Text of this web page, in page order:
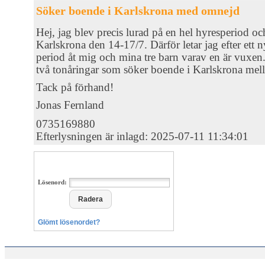
Söker boende i Karlskrona med omnejd
Hej, jag blev precis lurad på en hel hyresperiod
Karlskrona den 14-17/7. Därför letar jag efter ett
period åt mig och mina tre barn varav en är
två tonåringar som söker boende i Karlskrona
Tack på förhand!
Jonas Fernland
0735169880
Efterlysningen är inlagd: 2025-07-11 11:34:01
Lösenord:
Glömt lösenordet?